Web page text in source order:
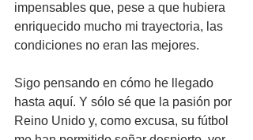
impensables que, pese a que hubiera
enriquecido mucho mi trayectoria, las
condiciones no eran las mejores.
Sigo pensando en cómo he llegado
hasta aquí. Y sólo sé que la pasión por
Reino Unido y, como excusa, su fútbol